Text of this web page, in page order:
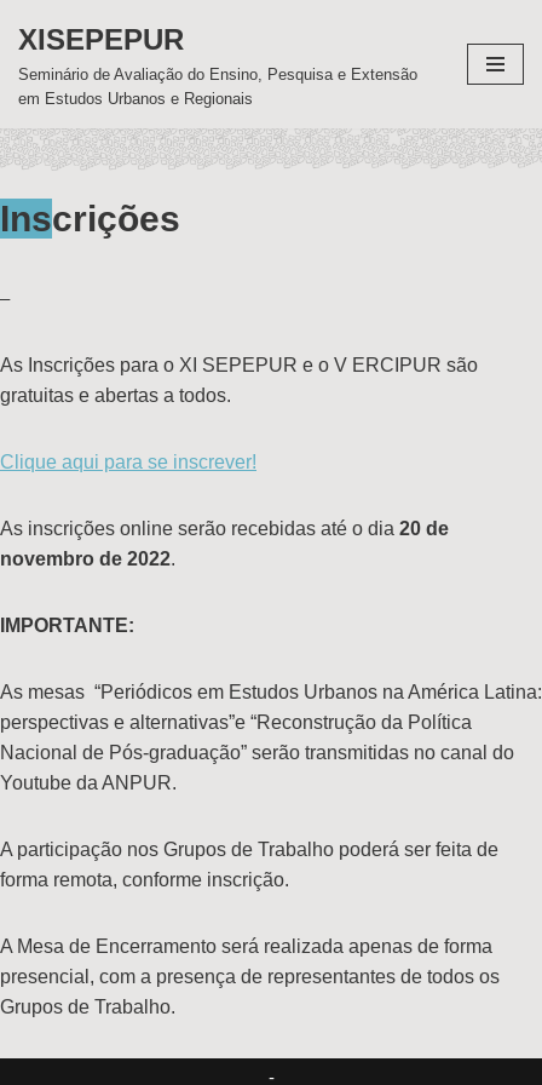
Pular
para
conteúdo
XISEPEPUR
Seminário de Avaliação do Ensino, Pesquisa e Extensão
em Estudos Urbanos e Regionais
Inscrições
–
As Inscrições para o XI SEPEPUR e o V ERCIPUR são
gratuitas e abertas a todos.
Clique aqui para se inscrever!
As inscrições online serão recebidas até o dia 20 de
novembro de 2022.
IMPORTANTE:
As mesas “Periódicos em Estudos Urbanos na América Latina:
perspectivas e alternativas”e “Reconstrução da Política
Nacional de Pós-graduação” serão transmitidas no canal do
Youtube da ANPUR.
A participação nos Grupos de Trabalho poderá ser feita de
forma remota, conforme inscrição.
A Mesa de Encerramento será realizada apenas de forma
presencial, com a presença de representantes de todos os
Grupos de Trabalho.
-